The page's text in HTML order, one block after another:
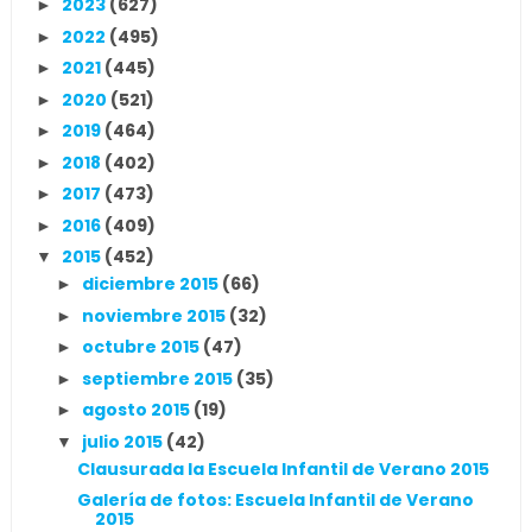
► 2023 (627)
► 2022 (495)
► 2021 (445)
► 2020 (521)
► 2019 (464)
► 2018 (402)
► 2017 (473)
► 2016 (409)
▼ 2015 (452)
► diciembre 2015 (66)
► noviembre 2015 (32)
► octubre 2015 (47)
► septiembre 2015 (35)
► agosto 2015 (19)
▼ julio 2015 (42)
Clausurada la Escuela Infantil de Verano 2015
Galería de fotos: Escuela Infantil de Verano
2015